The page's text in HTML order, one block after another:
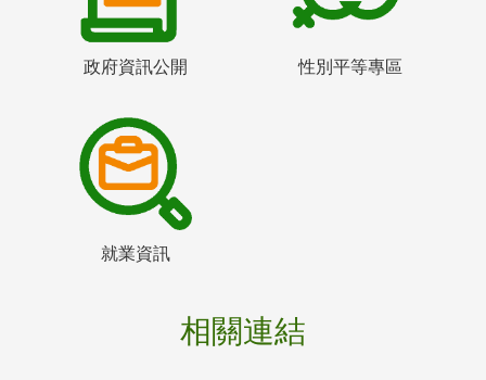
政府資訊公開 性別平等專區
就業資訊
相關連結